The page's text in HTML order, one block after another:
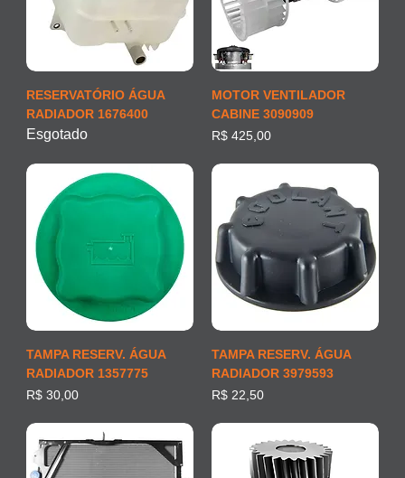
RESERVATÓRIO ÁGUA
RADIADOR 1676400
Esgotado
MOTOR VENTILADOR
CABINE 3090909
Preço
R$ 425,00
TAMPA RESERV. ÁGUA
RADIADOR 1357775
Preço
R$ 30,00
TAMPA RESERV. ÁGUA
RADIADOR 3979593
Preço
R$ 22,50